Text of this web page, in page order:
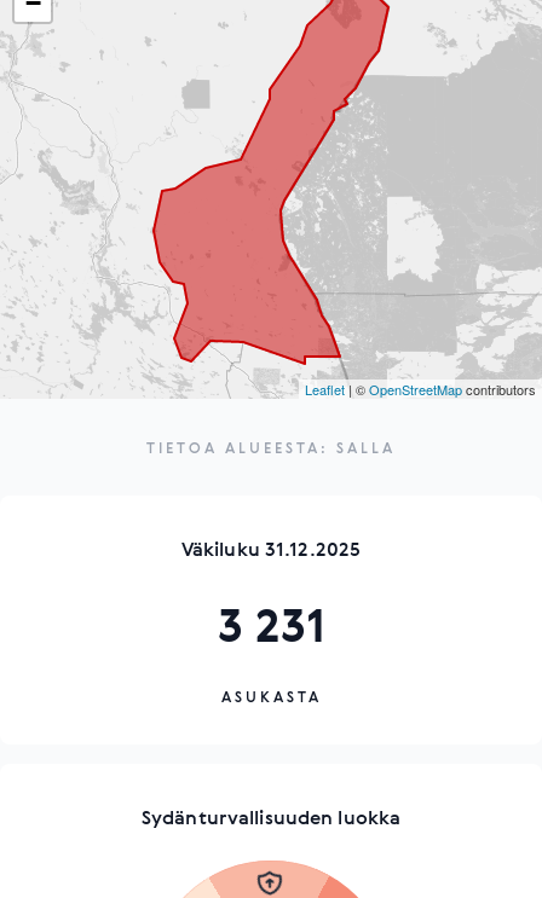
Leaflet| ©OpenStreetMapcontributors
TIETOA ALUEESTA: SALLA
Väkiluku 31.12.2025
3 231
ASUKASTA
Sydänturvallisuuden luokka